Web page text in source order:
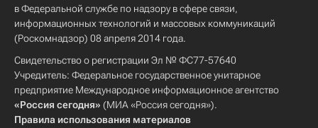
в Федеральной службе по надзору в сфере связи,
информационных технологий и массовых коммуникаций
(Роскомнадзор) 08 апреля 2014 года.
Свидетельство о регистрации Эл № ФС77-57640
Учредитель: Федеральное государственное унитарное
предприятие Международное информационное агентство
«Россия сегодня» (МИА «Россия сегодня»).
Правила использования материалов